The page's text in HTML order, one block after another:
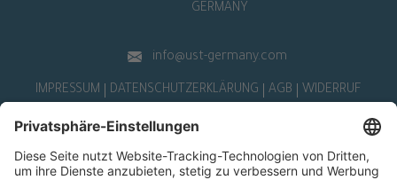
GERMANY
info@ust-germany.com
IMPRESSUM DATENSCHUTZERKLÄRUNG AGB WIDERRUF
Deutsch | English